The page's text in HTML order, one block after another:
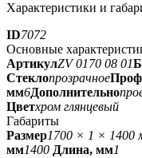
Характеристики и
ID7072
Основные
АртикулZV 0170 08 01
Стеклопрозрачное
мм6Дополнительно
Цветхром глянцевый
Габариты
Размер1700 × 1 × 1400
мм1400 Длина, мм1